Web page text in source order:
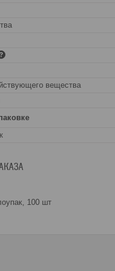
вещества
100 шт